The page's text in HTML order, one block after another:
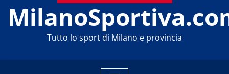
Tutto lo sport di Milano e provincia